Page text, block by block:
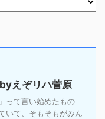
えぞリハ菅原
って言い始めたもの
いて、そもそもがみん